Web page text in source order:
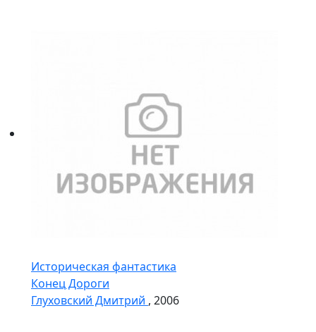
Историческая фантастика
Конец Дороги
Глуховский Дмитрий , 2006